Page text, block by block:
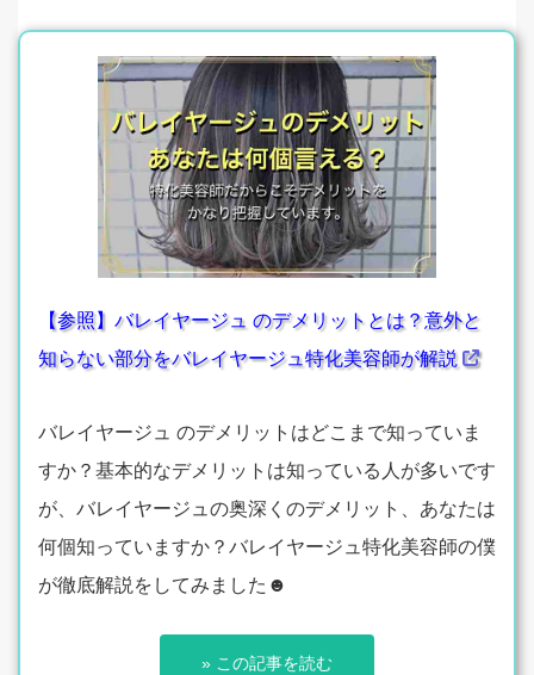
【参照】バレイヤージュ のデメリットとは？意外と
知らない部分をバレイヤージュ特化美容師が解説
バレイヤージュ のデメリットはどこまで知っていま
すか？基本的なデメリットは知っている人が多いです
が、バレイヤージュの奥深くのデメリット、あなたは
何個知っていますか？バレイヤージュ特化美容師の僕
が徹底解説をしてみました☻
» この記事を読む